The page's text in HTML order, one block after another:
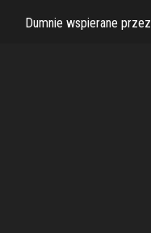
Dumnie wspierane przez